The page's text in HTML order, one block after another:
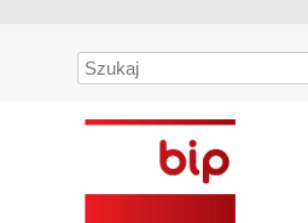
Szukaj